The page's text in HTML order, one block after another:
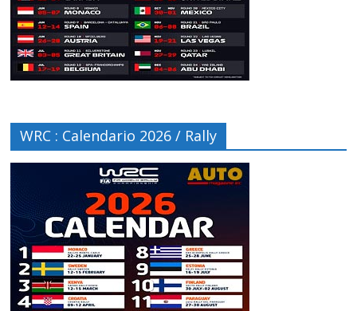
WRC : Calendario 2026 / Rally